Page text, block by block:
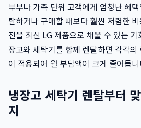
부부나 가족 단위 고객에게 엄청난 혜
탈하거나 구매할 때보다 훨씬 저렴한
전을 최신 LG 제품으로 채울 수 있는
장고와 세탁기를 함께 렌탈하면 각각의
이 적용되어 월 부담액이 크게 줄어듭
냉장고 세탁기 렌탈부터
지